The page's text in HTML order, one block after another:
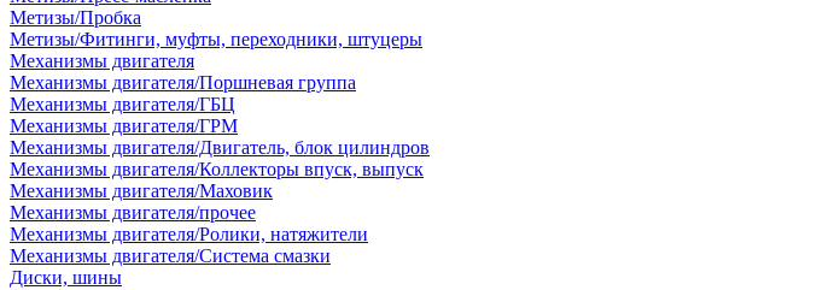
Метизы/Пробка
Метизы/Фитинги, муфты, переходники, штуцеры
Механизмы двигателя
Механизмы двигателя/Поршневая группа
Механизмы двигателя/ГБЦ
Механизмы двигателя/ГРМ
Механизмы двигателя/Двигатель, блок цилиндров
Механизмы двигателя/Коллекторы впуск, выпуск
Механизмы двигателя/Маховик
Механизмы двигателя/прочее
Механизмы двигателя/Ролики, натяжители
Механизмы двигателя/Система смазки
Диски, шины